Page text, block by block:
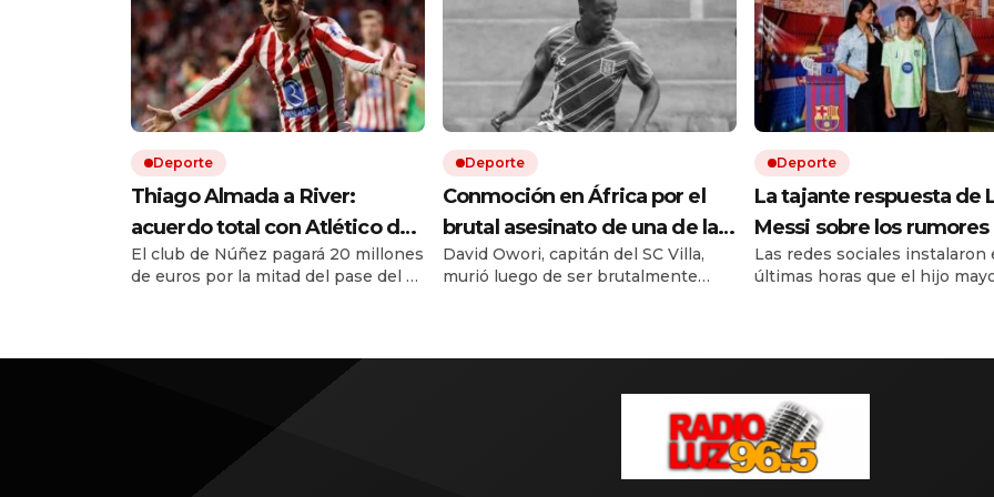
Deporte
Thiago Almada a River:
acuerdo total con Atlético de
Madrid y el campeón del
mundo llega por una cifra
El club de Núñez pagará 20 millones
de euros por la mitad del pase del ex
argentino. El equipo de Coudet se
Deporte
Conmoción en África por el
brutal asesinato de una de las
figuras del fútbol ugandés
David Owori, capitán del SC Villa,
murió luego de ser brutalmente
Deporte
La tajante respuesta de
Messi sobre los rumores
salida de su hijo Thiago
Inter Miami a La Masía
Las redes sociales instalaron
últimas horas que el hijo
debut frente a Atlético San
sobre esas versiones durante
llegada al estadio. Su
tan breve como […]